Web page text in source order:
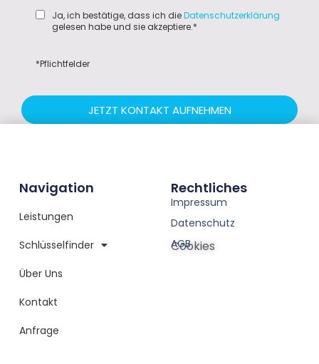
Ja, ich bestätige, dass ich dieDatenschutzerklärung
gelesen habe und sie akzeptiere.*
*Pflichtfelder
JETZT KONTAKT AUFNEHMEN
Navigation
Leistungen
Schlüsselfinder
Über Uns
Kontakt
Anfrage
Rechtliches
Impressum
Datenschutz
AGB
Cookies